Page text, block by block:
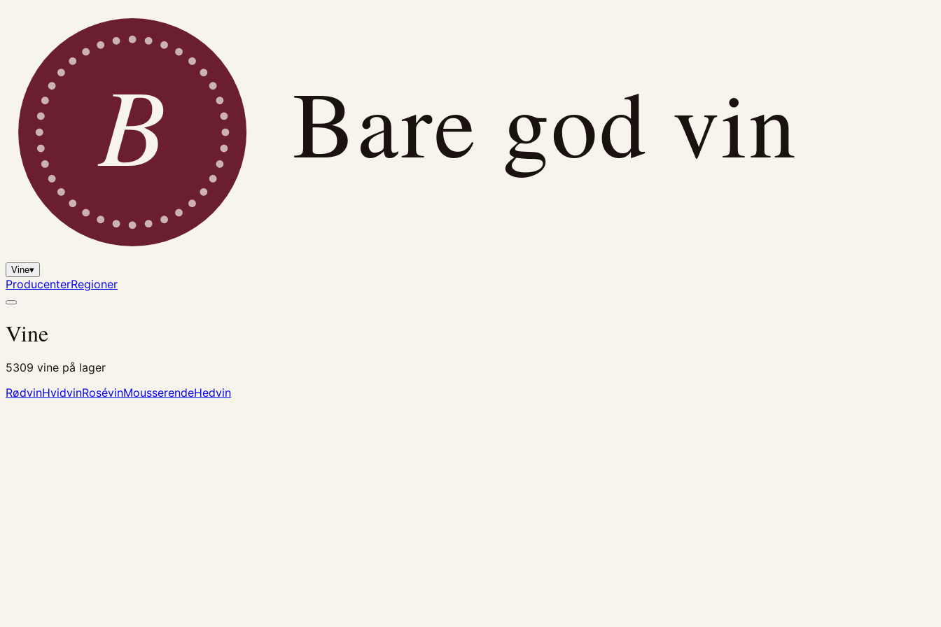
B Bare god vin
Vine▾
ProducenterRegioner
Vine
5309 vine på lager
RødvinHvidvinRosévinMousserendeHedvin